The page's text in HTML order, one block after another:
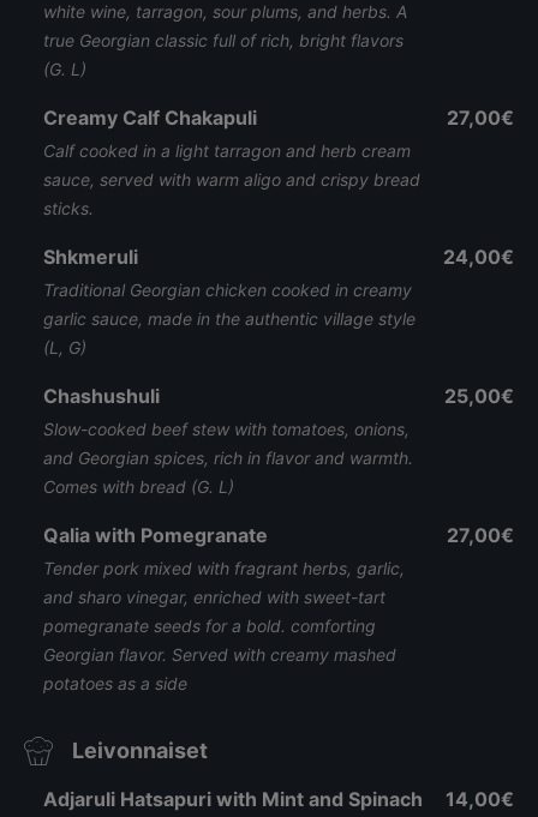
white wine, tarragon, sour plums, and herbs. A
true Georgian classic full of rich, bright flavors
(G. L)
Creamy Calf Chakapuli
Calf cooked in a light tarragon and herb cream
sauce, served with warm aligo and crispy bread
sticks.
27,00€
Shkmeruli
Traditional Georgian chicken cooked in creamy
garlic sauce, made in the authentic village style
(L, G)
24,00€
Chashushuli
Slow-cooked beef stew with tomatoes, onions,
and Georgian spices, rich in flavor and warmth.
Comes with bread (G. L)
25,00€
Qalia with Pomegranate
Tender pork mixed with fragrant herbs, garlic,
and sharo vinegar, enriched with sweet-tart
pomegranate seeds for a bold. comforting
Georgian flavor. Served with creamy mashed
potatoes as a side
27,00€
Leivonnaiset
Adjaruli Hatsapuri with Mint and Spinach 14,00€